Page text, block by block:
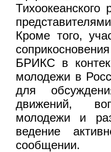
Тихоокеанского
Кроме того,
БРИКС в
молодежи в
для
движений,
молодежи и
ведение
сообщении.